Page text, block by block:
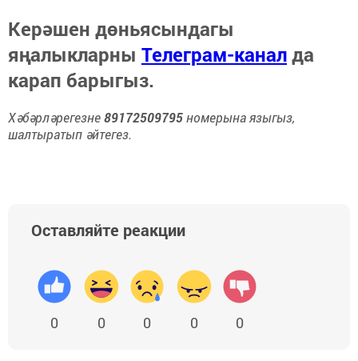
Керәшен дөньясындагы
яңалыкларны Телеграм-каналда
карап барыгыз.
Хәбәрләрегезне89172509795номерына языгыз,
шалтыратып әйтегез.
Оставляйте реакции
0 0 0 0 0